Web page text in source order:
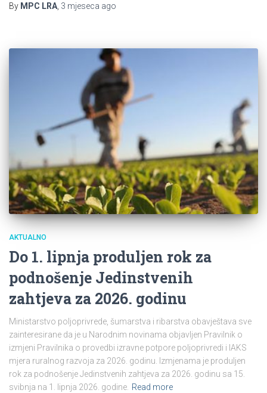
By MPC LRA 3 mjeseca ago
AKTUALNO
Do 1. lipnja produljen rok za
podnošenje Jedinstvenih
zahtjeva za 2026. godinu
Ministarstvo poljoprivrede, šumarstva i ribarstva obavještava sve
zainteresirane da je u Narodnim novinama objavljen Pravilnik o
izmjeni Pravilnika o provedbi izravne potpore poljoprivredi i IAKS
mjera ruralnog razvoja za 2026. godinu. Izmjenama je produljen
rok za podnošenje Jedinstvenih zahtjeva za 2026. godinu sa 15.
svibnja na 1. lipnja 2026. godine. Read more